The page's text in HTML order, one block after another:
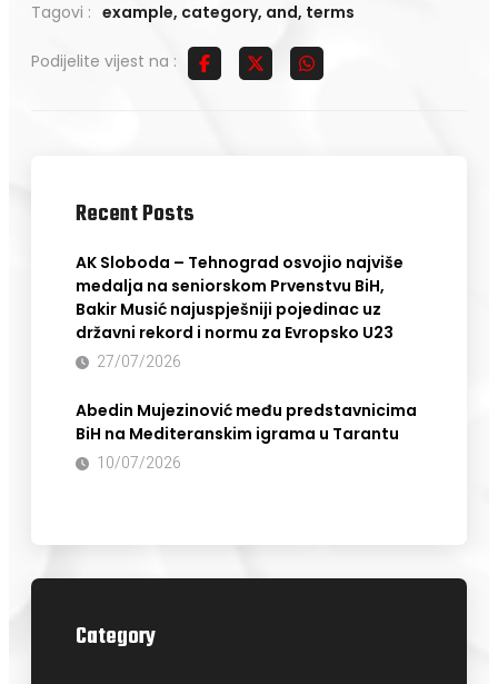
Tagovi : example, category, and, terms
Podijelite vijest na :
Recent Posts
AK Sloboda – Tehnograd osvojio najviše
medalja na seniorskom Prvenstvu BiH,
Bakir Musić najuspješniji pojedinac uz
državni rekord i normu za Evropsko U23
27/07/2026
Abedin Mujezinović među predstavnicima
BiH na Mediteranskim igrama u Tarantu
10/07/2026
Category